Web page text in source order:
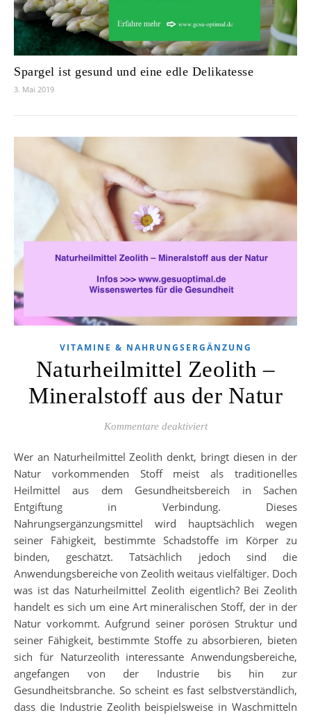
Spargel ist gesund und eine edle Delikatesse
3. Mai 2019
VITAMINE & NAHRUNGSERGÄNZUNG
Naturheilmittel Zeolith –
Mineralstoff aus der Natur
Kommentare deaktiviertfür Naturheilmittel
Wer an Naturheilmittel Zeolith denkt, bringt diesen in der
Natur vorkommenden Stoff meist als traditionelles
Heilmittel aus dem Gesundheitsbereich in Sachen
Entgiftung in Verbindung. Dieses
Nahrungsergänzungsmittel wird hauptsächlich wegen
seiner Fähigkeit, bestimmte Schadstoffe im Körper zu
binden, geschätzt. Tatsächlich jedoch sind die
Anwendungsbereiche von Zeolith weitaus vielfältiger. Doch
was ist das Naturheilmittel Zeolith eigentlich? Bei Zeolith
handelt es sich um eine Art mineralischen Stoff, der in der
Natur vorkommt. Aufgrund seiner porösen Struktur und
seiner Fähigkeit, bestimmte Stoffe zu absorbieren, bieten
sich für Naturzeolith interessante Anwendungsbereiche,
angefangen von der Industrie bis hin zur
Gesundheitsbranche. So scheint es fast selbstverständlich,
dass die Industrie Zeolith beispielsweise in Waschmitteln